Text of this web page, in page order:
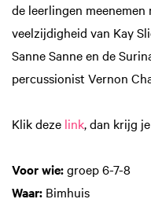
de leerlingen
veelzijdigheid van Kay
Sanne Sanne en de
percussionist Vernon
Klik deze link, dan krijg
Voor wie:groep 6-7-8
Waar: Bimhuis